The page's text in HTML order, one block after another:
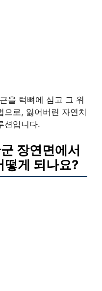
을 턱뼈에 심고 그 위
으로, 잃어버린 자연치
션입니다.
장연면에서
떻게 되나요?